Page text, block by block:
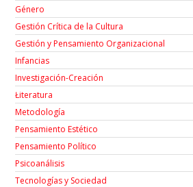
Género
Gestión Crítica de la Cultura
Gestión y Pensamiento Organizacional
Infancias
Investigación-Creación
Łiteratura
Metodología
Pensamiento Estético
Pensamiento Político
Psicoanálisis
Tecnologías y Sociedad